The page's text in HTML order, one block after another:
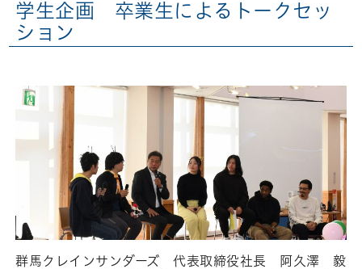
学生企画 卒業生によるトークセッ
ション
群馬クレインサンダーズ 代表取締役社長 阿久澤 毅